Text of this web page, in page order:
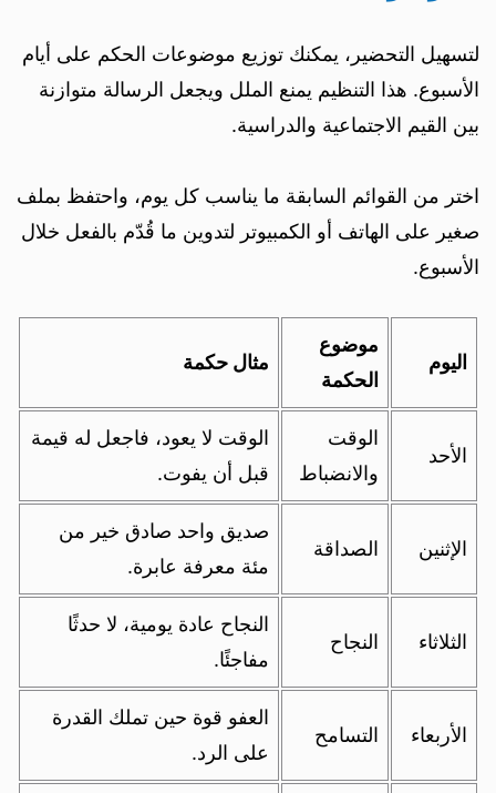
لتسهيل التحضير، يمكنك توزيع موضوعات الحكم على أيام
الأسبوع. هذا التنظيم يمنع الملل ويجعل الرسالة متوازنة
بين القيم الاجتماعية والدراسية.
اختر من القوائم السابقة ما يناسب كل يوم، واحتفظ بملف
صغير على الهاتف أو الكمبيوتر لتدوين ما قُدّم بالفعل خلال
الأسبوع.
اليوم
موضوع
الحكمة
مثال حكمة
الأحد
الوقت
والانضباط
الوقت لا يعود، فاجعل له قيمة
قبل أن يفوت.
الإثنين الصداقة
صديق واحد صادق خير من
مئة معرفة عابرة.
الثلاثاء النجاح
النجاح عادة يومية، لا حدثًا
مفاجئًا.
الأربعاء التسامح
العفو قوة حين تملك القدرة
على الرد.